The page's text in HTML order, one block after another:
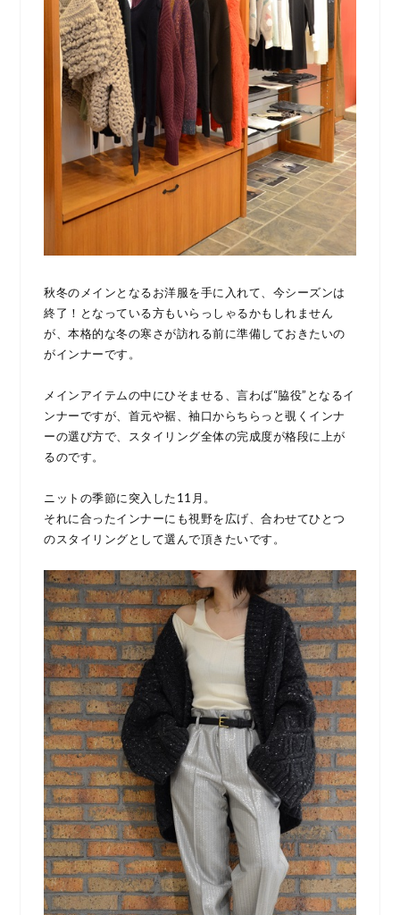
秋冬のメインとなるお洋服を手に入れて、今シーズンは
終了！となっている方もいらっしゃるかもしれません
が、本格的な冬の寒さが訪れる前に準備しておきたいの
がインナーです。
メインアイテムの中にひそませる、言わば“脇役”となるイ
ンナーですが、首元や裾、袖口からちらっと覗くインナ
ーの選び方で、スタイリング全体の完成度が格段に上が
るのです。
ニットの季節に突入した11月。
それに合ったインナーにも視野を広げ、合わせてひとつ
のスタイリングとして選んで頂きたいです。